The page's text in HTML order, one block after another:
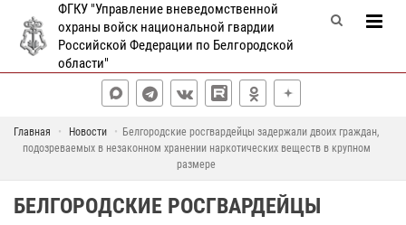
ФГКУ "Управление вневедомственной
охраны войск национальной гвардии
Российской Федерации по Белгородской
области"
Главная Новости
Белгородские росгвардейцы задержали двоих граждан,
подозреваемых в незаконном хранении наркотических веществ в крупном
размере
БЕЛГОРОДСКИЕ РОСГВАРДЕЙЦЫ